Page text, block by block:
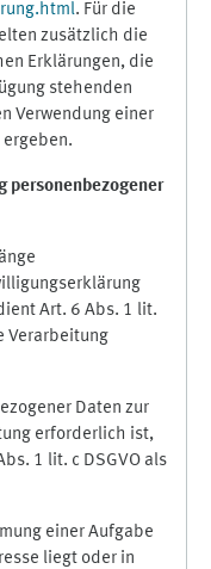
. Für die
zusätzlich die
Erklärungen, die
stehenden
Verwendung einer
personenbezogener
Art. 6 Abs. 1 lit.
Verarbeitung
Daten zur
erforderlich ist,
1 lit. c DSGVO als
einer Aufgabe
liegt oder in